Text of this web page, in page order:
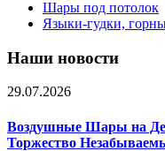
Шары под потолок
Языки-гудки,
Наши новости
29.07.2026
Воздушные Шары на
Торжество